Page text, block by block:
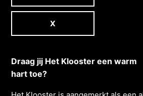
X
Draag jij Het Klooster een warm
hart toe?